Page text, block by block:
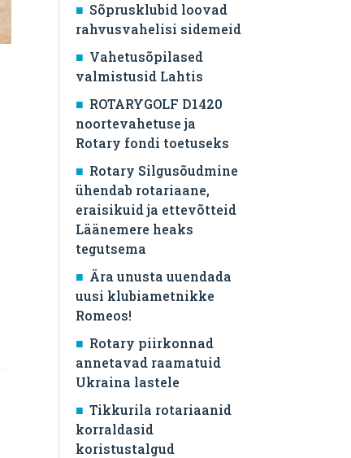
Sõprusklubid loovad
rahvusvahelisi sidemeid
Vahetusõpilased
valmistusid Lahtis
ROTARYGOLF D1420
noortevahetuse ja
Rotary fondi toetuseks
Rotary Silgusõudmine
ühendab rotariaane,
eraisikuid ja ettevõtteid
Läänemere heaks
tegutsema
Ära unusta uuendada
uusi klubiametnikke
Romeos!
Rotary piirkonnad
annetavad raamatuid
Ukraina lastele
Tikkurila rotariaanid
korraldasid
koristustalgud